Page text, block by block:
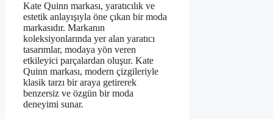
Kate Quinn markası, yaratıcılık ve
estetik anlayışıyla öne çıkan bir moda
markasıdır. Markanın
koleksiyonlarında yer alan yaratıcı
tasarımlar, modaya yön veren
etkileyici parçalardan oluşur. Kate
Quinn markası, modern çizgileriyle
klasik tarzı bir araya getirerek
benzersiz ve özgün bir moda
deneyimi sunar.